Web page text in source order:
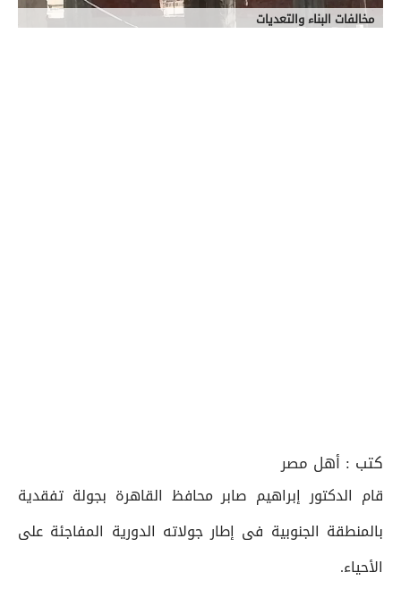
مخالفات البناء والتعديات
كتب : أهل مصر
قام الدكتور إبراهيم صابر محافظ القاهرة بجولة تفقدية
بالمنطقة الجنوبية فى إطار جولاته الدورية المفاجئة على
الأحياء.